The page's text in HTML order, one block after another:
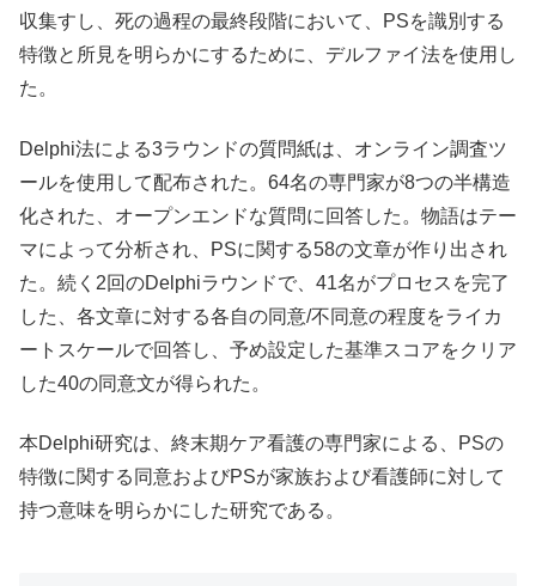
収集すし、死の過程の最終段階において、PSを識別する
特徴と所見を明らかにするために、デルファイ法を使用し
た。
Delphi法による3ラウンドの質問紙は、オンライン調査ツ
ールを使用して配布された。64名の専門家が8つの半構造
化された、オープンエンドな質問に回答した。物語はテー
マによって分析され、PSに関する58の文章が作り出され
た。続く2回のDelphiラウンドで、41名がプロセスを完了
した、各文章に対する各自の同意/不同意の程度をライカ
ートスケールで回答し、予め設定した基準スコアをクリア
した40の同意文が得られた。
本Delphi研究は、終末期ケア看護の専門家による、PSの
特徴に関する同意およびPSが家族および看護師に対して
持つ意味を明らかにした研究である。